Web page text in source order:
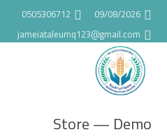
09/08/2026
0505306712
jameiataleumq123@gmail.com
Store — Demo